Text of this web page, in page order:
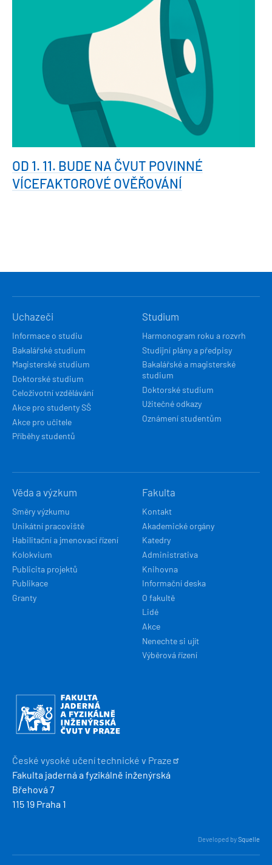
OD 1. 11. BUDE NA ČVUT POVINNÉ
VÍCEFAKTOROVÉ OVĚŘOVÁNÍ
NAVIGACE
Uchazeči
Informace o studiu
Bakalářské studium
Magisterské studium
Doktorské studium
Celoživotní vzdělávání
Akce pro studenty SŠ
Akce pro učitele
Příběhy studentů
Studium
Harmonogram roku a rozvrh
Studijní plány a předpisy
Bakalářské a magisterské
studium
Doktorské studium
Užitečné odkazy
Oznámení studentům
Věda a výzkum
Směry výzkumu
Unikátní pracoviště
Habilitační a jmenovací řízení
Kolokvium
Publicita projektů
Publikace
Granty
Fakulta
Kontakt
Akademické orgány
Katedry
Administrativa
Knihovna
Informační deska
O fakultě
Lidé
Akce
Nenechte si ujít
Výběrová řízení
Obrázek
České vysoké učení technické v Praze
Fakulta jaderná a fyzikálně inženýrská
Břehová 7
115 19 Praha 1
Developed bySquelle